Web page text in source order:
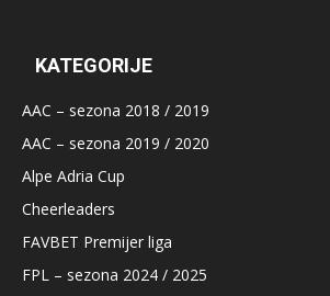
KATEGORIJE
AAC – sezona 2018 / 2019
AAC – sezona 2019 / 2020
Alpe Adria Cup
Cheerleaders
FAVBET Premijer liga
FPL – sezona 2024 / 2025